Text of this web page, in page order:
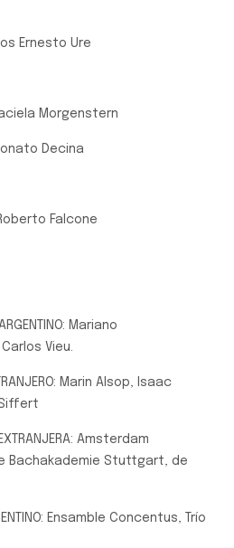
Ernesto Ure
Morgenstern
Decina
Falcone
ARGENTINO: Mariano
Vieu.
Marin Alsop, Isaac
Siffert
Amsterdam
Bachakademie Stuttgart, de
Ensamble Concentus, Trío